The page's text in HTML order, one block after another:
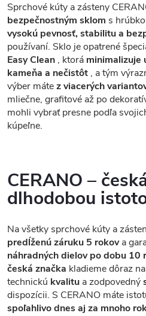
Sprchové kúty a zásteny
bezpečnostným sklom s
vysokú pevnosť, stabilitu a
používaní. Sklo je opatrené
Easy Clean , ktorá minimalizuje
kameňa a nečistôt , a tým
výber mátez viacerých
mliečne, grafitové až po
mohli vybrať presne podľa
kúpeľne.
CERANO –
dlhodobou
Na všetky sprchové kúty a
predĺženú záruku 5 rokova
náhradných dielov po dobu 10
česká značka kladieme dôraz
technickú kvalitu a zodpovedný
dispozícii. S CERANO máte
spoľahlivo dnes aj za mnoho